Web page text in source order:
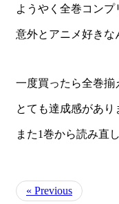
ようやく全巻コンプ
意外とアニメ好きな
一度買ったら全巻揃
とても達成感があり
また1巻から読み直
« Previous